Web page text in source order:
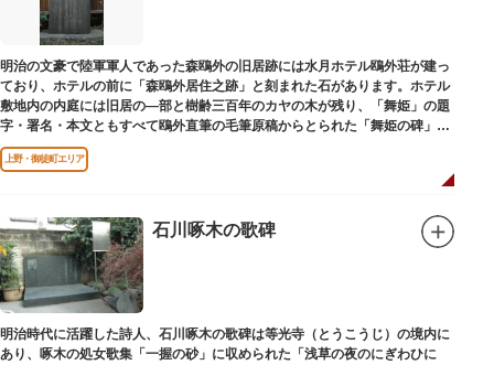
明治の文豪で陸軍軍人であった森鴎外の旧居跡には水月ホテル鴎外荘が建っ
ており、ホテルの前に「森鴎外居住之跡」と刻まれた石があります。ホテル
敷地内の内庭には旧居の―部と樹齢三百年のカヤの木が残り、「舞姫」の題
字・署名・本文ともすべて鴎外直筆の毛筆原稿からとられた「舞姫の碑」の
文学碑も建っています。
上野・御徒町エリア
石川啄木の歌碑
明治時代に活躍した詩人、石川啄木の歌碑は等光寺（とうこうじ）の境内に
あり、啄木の処女歌集「一握の砂」に収められた「浅草の夜のにぎわひに